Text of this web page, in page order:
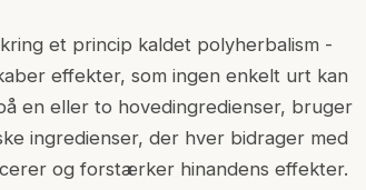
et princip kaldet polyherbalism -
effekter, som ingen enkelt urt kan
en eller to hovedingredienser, bruger
ingredienser, der hver bidrager med
og forstærker hinandens effekter.